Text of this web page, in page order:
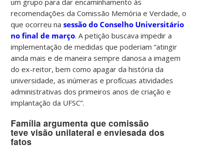
recomendações da Comissão Memória e Verdade, o
que ocorreu nasessão do Conselho Universitário
no final de março. A petição buscava impedir a
implementação de medidas que poderiam “atingir
ainda mais e de maneira sempre danosa a imagem
do ex-reitor, bem como apagar da história da
universidade, as inúmeras e profícuas atividades
administrativas dos primeiros anos de criação e
implantação da UFSC”.
Família argumenta que comissão
teve visão unilateral e enviesada dos
fatos